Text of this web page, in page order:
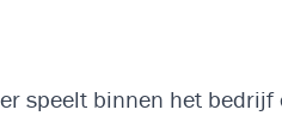
speelt binnen het